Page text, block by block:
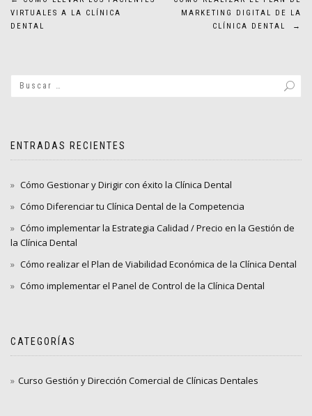
Navegación
de
VIRTUALES A LA CLÍNICA
DENTAL
MARKETING DIGITAL DE LA
CLÍNICA DENTAL
→
ENTRADAS RECIENTES
Cómo Gestionar y Dirigir con éxito la Clínica Dental
Cómo Diferenciar tu Clínica Dental de la Competencia
Cómo implementar la Estrategia Calidad / Precio en la Gestión de
la Clínica Dental
Cómo realizar el Plan de Viabilidad Económica de la Clínica Dental
Cómo implementar el Panel de Control de la Clínica Dental
CATEGORÍAS
Curso Gestión y Dirección Comercial de Clínicas Dentales